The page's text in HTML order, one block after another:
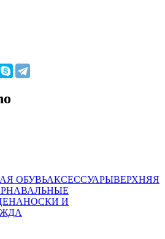
ОБУВЬАКСЕССУАРЫВЕРХНЯЯ
НОСКИ И